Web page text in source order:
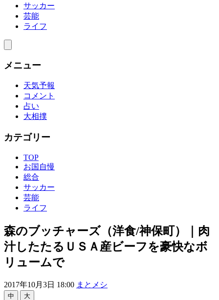
サッカー
芸能
ライフ
メニュー
天気予報
コメント
占い
大相撲
カテゴリー
TOP
お国自慢
総合
サッカー
芸能
ライフ
森のブッチャーズ（洋食/神保町）｜肉
汁したたるＵＳＡ産ビーフを豪快なボ
リュームで
2017年10月3日 18:00 まとメシ
中 大